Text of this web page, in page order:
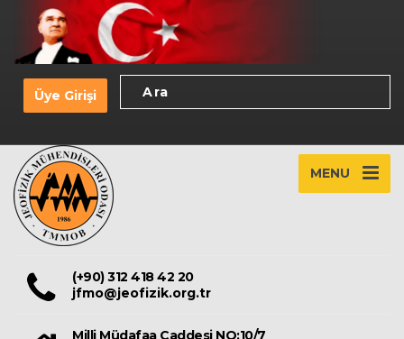
Üye Girişi
MENU
(+90) 312 418 42 20
jfmo@jeofizik.org.tr
Milli Müdafaa Caddesi NO:10/7